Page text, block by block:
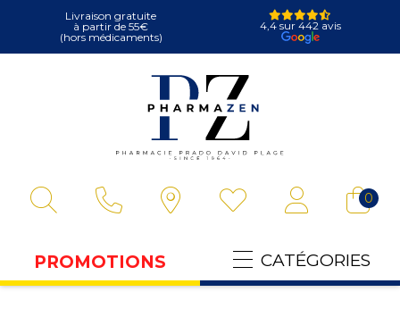
Livraison gratuite
à partir de 55€
(hors médicaments)
4,4 sur 442 avis
0
PROMOTIONS CATÉGORIES